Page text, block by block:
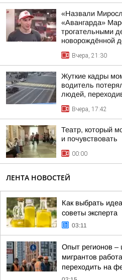
«Назвали
«Авангарда»
трогательными
новорождённой
Вчера, 21:30
Жуткие кадры
водитель
людей,
Вчера, 17:42
Театр, который
и почувствовать
00:00
ЛЕНТА НОВОСТЕЙ
Как выбрать
советы эксперта
03:11
Опыт регионов –
мигрантов
переходить на